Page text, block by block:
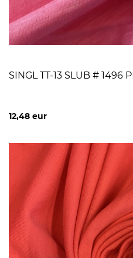
SINGL TT-13 SLUB # 1496
12,48 eur